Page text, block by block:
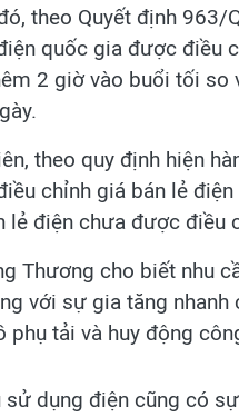
theo Quyết định 963/
quốc gia được điều
2 giờ vào buổi tối so
theo quy định hiện
chỉnh giá bán lẻ
lẻ điện chưa được điều
Thương cho biết nhu
với sự gia tăng
phụ tải và huy động
sử dụng điện cũng có